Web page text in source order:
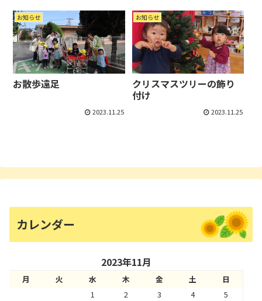
お知らせ
お散歩遠足
2023.11.25
お知らせ
クリスマスツリーの飾り
付け
2023.11.25
カレンダー
2023年11月
月 火 水 木 金 土
日
1
2 3 4
5